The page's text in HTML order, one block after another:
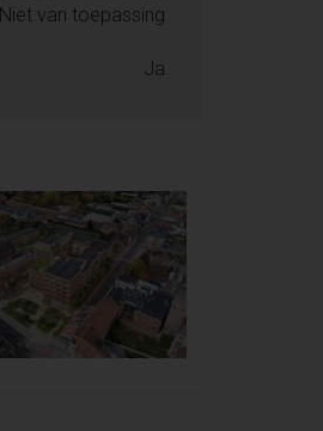
Niet van toepassing
Ja